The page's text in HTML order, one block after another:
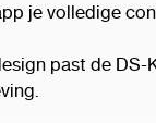
je volledige
past de